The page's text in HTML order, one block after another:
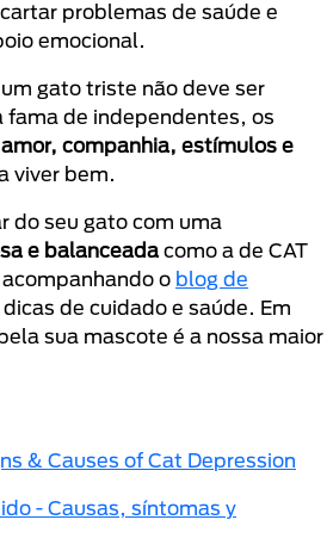
problemas de saúde e
emocional.
gato triste não deve ser
fama de independentes, os
amor, companhia, estímulos e
viver bem.
do seu gato com uma
e balanceada como a de CAT
o blog de
de cuidado e saúde. Em
sua mascote é a nossa maior
& Causes of Cat Depression
- Causas, síntomas y